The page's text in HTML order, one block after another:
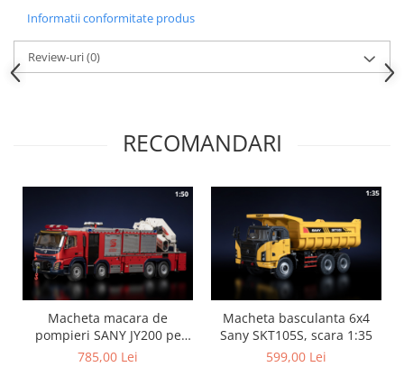
Informatii conformitate produs
Review-uri(0)
RECOMANDARI
Macheta macara de
pompieri SANY JY200 pe
sasiu Volvo FMX500, scara
785,00 Lei
Macheta basculanta 6x4
Sany SKT105S, scara 1:35
599,00 Lei